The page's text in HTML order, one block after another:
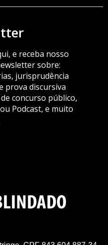
e receba nosso
sobre:
jurisprudência
prova discursiva
concurso público,
Podcast, e muito